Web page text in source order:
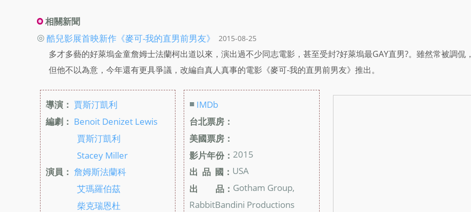
相關新聞
◎ 酷兒影展首映新作《麥可-我的直男前男友》 2015-08-25
多才多藝的好萊塢金童詹姆士法蘭柯出道以來，演出過不少同志電影，甚至受封?好萊塢最GAY直男?。雖然常被調侃，
但他不以為意，今年還有更具爭議，改編自真人真事的電影《麥可-我的直男前男友》推出。
導演： 賈斯汀凱利
編劇： Benoit Denizet Lewis
賈斯汀凱利
Stacey Miller
演員： 詹姆斯法蘭科
艾瑪羅伯茲
柴克瑞恩杜
■ IMDb
台北票房：
美國票房：
影片年份： 2015
出 品 國： USA
出 品： Gotham Group,
RabbitBandini Productions